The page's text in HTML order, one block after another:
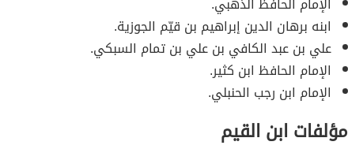
ابنه برهان الدين إبراهيم بن قيّم الجوزية.
علي بن عبد الكافي بن علي بن تمام السبكي.
الإمام الحافظ ابن كثير.
الإمام ابن رجب الحنبلي.
مؤلفات ابن القيم